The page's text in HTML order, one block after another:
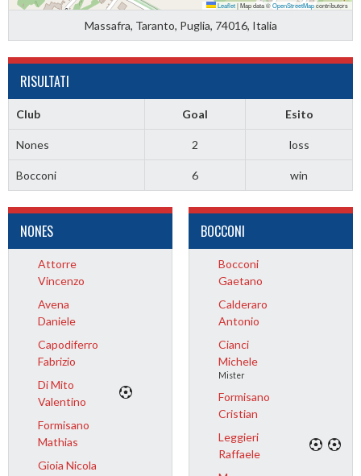
Leaflet|Map data ©OpenStreetMapcontributors
Massafra, Taranto, Puglia, 74016, Italia
RISULTATI
Club Goal Esito
Nones 2 loss
Bocconi 6 win
NONES
Attorre
Vincenzo
Avena
Daniele
Capodiferro
Fabrizio
Di Mito
Valentino
Formisano
Mathias
Gioia Nicola
BOCCONI
Bocconi
Gaetano
Calderaro
Antonio
Cianci
Michele
Mister
Formisano
Cristian
Leggieri
Raffaele